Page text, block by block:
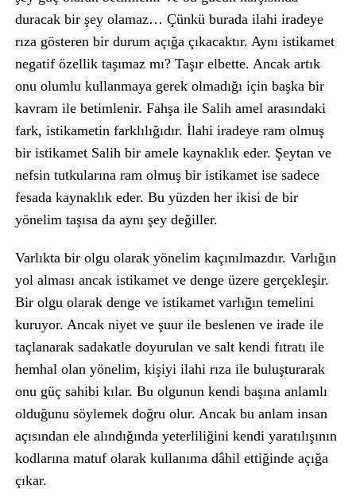
duracak bir şey olamaz… Çünkü burada ilahi iradeye
rıza gösteren bir durum açığa çıkacaktır. Aynı istikamet
negatif özellik taşımaz mı? Taşır elbette. Ancak artık
onu olumlu kullanmaya gerek olmadığı için başka bir
kavram ile betimlenir. Fahşa ile Salih amel arasındaki
fark, istikametin farklılığıdır. İlahi iradeye ram olmuş
bir istikamet Salih bir amele kaynaklık eder. Şeytan ve
nefsin tutkularına ram olmuş bir istikamet ise sadece
fesada kaynaklık eder. Bu yüzden her ikisi de bir
yönelim taşısa da aynı şey değiller.
Varlıkta bir olgu olarak yönelim kaçınılmazdır. Varlığın
yol alması ancak istikamet ve denge üzere gerçekleşir.
Bir olgu olarak denge ve istikamet varlığın temelini
kuruyor. Ancak niyet ve şuur ile beslenen ve irade ile
taçlanarak sadakatle doyurulan ve salt kendi fıtratı ile
hemhal olan yönelim, kişiyi ilahi rıza ile buluşturarak
onu güç sahibi kılar. Bu olgunun kendi başına anlamlı
olduğunu söylemek doğru olur. Ancak bu anlam insan
açısından ele alındığında yeterliliğini kendi yaratılışının
kodlarına matuf olarak kullanıma dâhil ettiğinde açığa
çıkar.